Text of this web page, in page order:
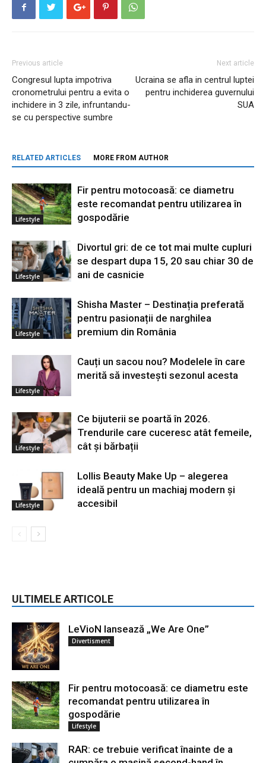
Previous article
Congresul lupta impotriva
cronometrului pentru a evita o
inchidere in 3 zile, infruntandu-
se cu perspective sumbre
Next article
Ucraina se afla in centrul luptei
pentru inchiderea guvernului
SUA
RELATED ARTICLES MORE FROM AUTHOR
Lifestyle
Fir pentru motocoasă: ce diametru
este recomandat pentru utilizarea în
gospodărie
Lifestyle
Divortul gri: de ce tot mai multe cupluri
se despart dupa 15, 20 sau chiar 30 de
ani de casnicie
Lifestyle
Shisha Master – Destinația preferată
pentru pasionații de narghilea
premium din România
Lifestyle
Cauți un sacou nou? Modelele în care
merită să investești sezonul acesta
Lifestyle
Ce bijuterii se poartă în 2026.
Trendurile care cuceresc atât femeile,
cât și bărbații
Lifestyle
Lollis Beauty Make Up – alegerea
ideală pentru un machiaj modern și
accesibil
ULTIMELE ARTICOLE
LeVioN lansează „We Are One”
Divertisment
Fir pentru motocoasă: ce diametru este
recomandat pentru utilizarea în
gospodărie
Lifestyle
RAR: ce trebuie verificat înainte de a